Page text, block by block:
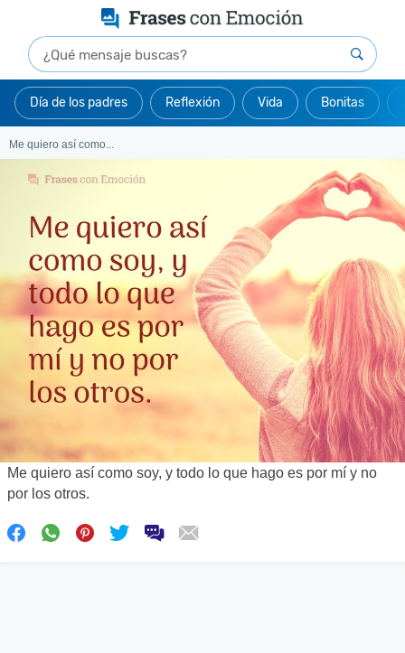
Día de los padres Reflexión Vida Bonitas
Me quiero así como...
Me quiero así como soy, y todo lo que hago es por mí y no
por los otros.